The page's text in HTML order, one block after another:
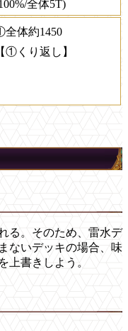
全体5T)
体約1450
【①くり返し】
る。そのため、雷水デ
ないデッキの場合、味
上書きしよう。